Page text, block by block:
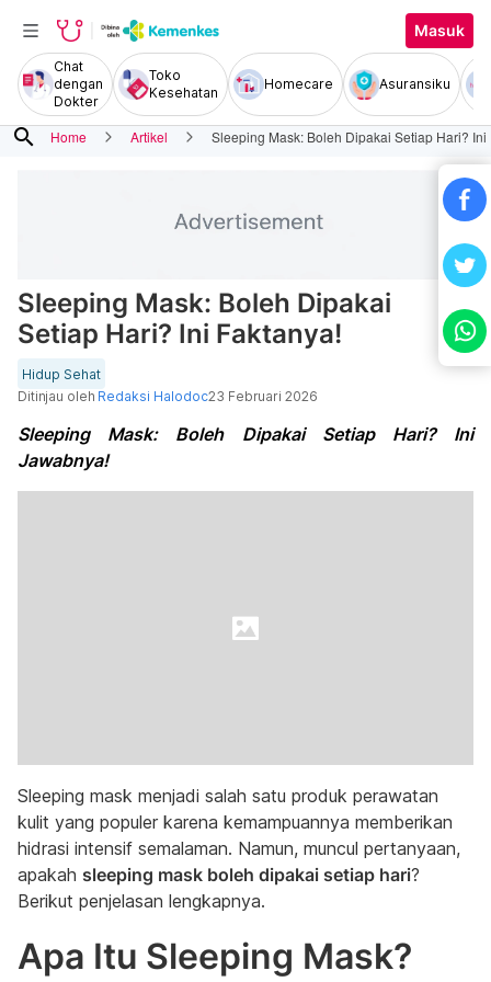
Masuk
Chat
dengan
Dokter
Toko
Kesehatan
Homecare Asuransiku
search Home Artikel Sleeping Mask: Boleh Dipakai Setiap Hari? Ini
Sleeping Mask: Boleh Dipakai
Setiap Hari? Ini Faktanya!
Hidup Sehat
Ditinjau oleh Redaksi Halodoc23 Februari 2026
Sleeping Mask: Boleh Dipakai Setiap Hari? Ini
Jawabnya!
Sleeping mask menjadi salah satu produk perawatan
kulit yang populer karena kemampuannya memberikan
hidrasi intensif semalaman. Namun, muncul pertanyaan,
apakah sleeping mask boleh dipakai setiap hari?
Berikut penjelasan lengkapnya.
Apa Itu Sleeping Mask?